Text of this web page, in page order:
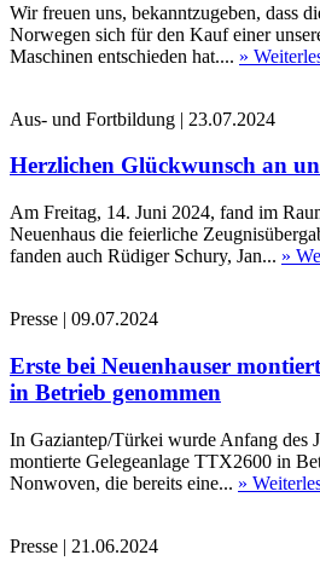
Wir freuen uns, bekanntzugeben, dass
Norwegen sich für den Kauf einer
Maschinen entschieden hat.... »
Aus- und Fortbildung | 23.07.2024
Herzlichen Glückwunsch an
Am Freitag, 14. Juni 2024, fand im
Neuenhaus die feierliche
fanden auch Rüdiger Schury, Jan... »
Presse | 09.07.2024
Erste bei Neuenhauser
in Betrieb genommen
In Gaziantep/Türkei wurde Anfang des
montierte Gelegeanlage TTX2600 in
Nonwoven, die bereits eine... »
Presse | 21.06.2024